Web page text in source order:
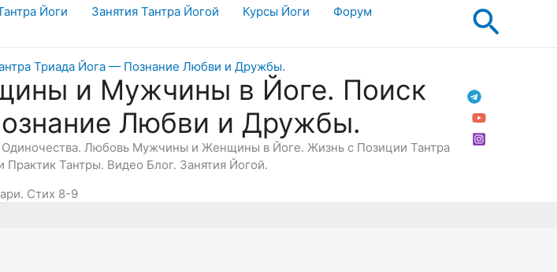
Йоги Занятия Тантра Йогой Курсы Йоги
Форум
и Мужчины в Йоге. Поиск
Любви и Дружбы.
Любовь Мужчины и Женщины в Йоге. Жизнь с Позиции Тантра
Тантры. Видео Блог. Занятия Йогой.
Стих 8-9